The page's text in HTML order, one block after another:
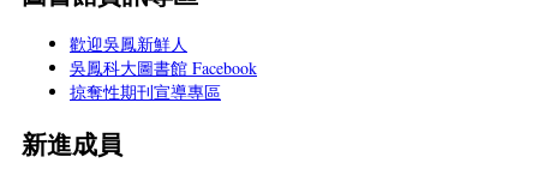
歡迎吳鳳新鮮人
吳鳳科大圖書館 Facebook
掠奪性期刊宣導專區
新進成員